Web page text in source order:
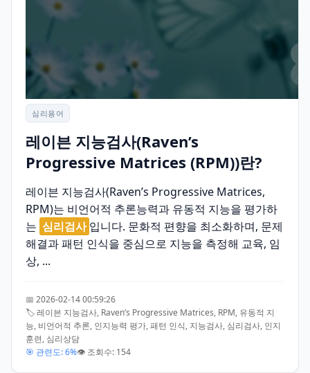
심리용어
레이븐 지능검사(Raven’s
Progressive Matrices (RPM))란?
레이븐 지능검사(Raven’s Progressive Matrices,
RPM)는 비언어적 추론능력과 유동적 지능을 평가하
는 심리검사 입니다. 문화적 편향을 최소화하며, 문제
해결과 패턴 인식을 중심으로 지능을 측정해 교육, 임
상, ...
📅 2026-02-14 00:59:26
🏷️ 레이븐 지능검사, Raven’s Progressive Matrices, RPM, 유동적 지
능, 비언어적 추론, 인지능력 평가, 패턴 인식, 지능검사, 심리검사, 인지
훈련, 심리상담
🎯 관련도: 6%👁️ 조회수: 154